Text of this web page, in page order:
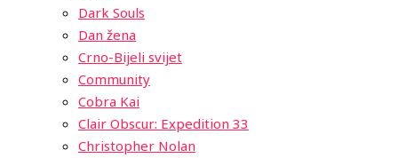
Dark Souls
Dan žena
Crno-Bijeli svijet
Community
Cobra Kai
Clair Obscur: Expedition 33
Christopher Nolan